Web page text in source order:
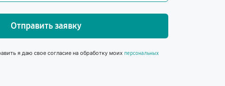
Отправить заявку
я даю свое согласие на обработку моих персональных